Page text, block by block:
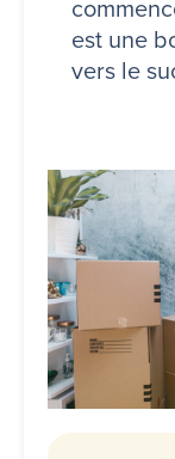
est une
vers le